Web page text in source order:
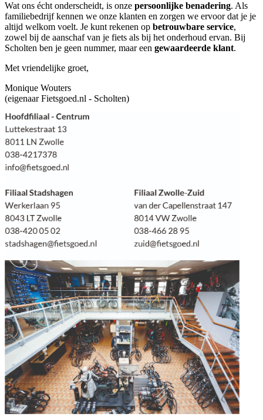
Wat ons écht onderscheidt, is onze persoonlijke benadering. Als
familiebedrijf kennen we onze klanten en zorgen we ervoor dat je je
altijd welkom voelt. Je kunt rekenen op betrouwbare service,
zowel bij de aanschaf van je fiets als bij het onderhoud ervan. Bij
Scholten ben je geen nummer, maar een gewaardeerde klant.
Met vriendelijke groet,
Monique Wouters
(eigenaar Fietsgoed.nl - Scholten)